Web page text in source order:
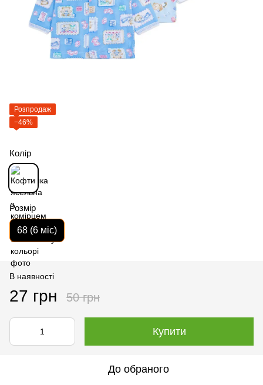
Розпродаж
−46%
Колір
Розмір
68 (6 міс)
В наявності
27 грн 50 грн
Купити
До обраного